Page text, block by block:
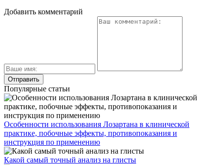
Добавить комментарий
Популярные статьи
Особенности использования Лозартана в клинической
практике, побочные эффекты, противопоказания и
инструкция по применению
Какой самый точный анализ на глисты